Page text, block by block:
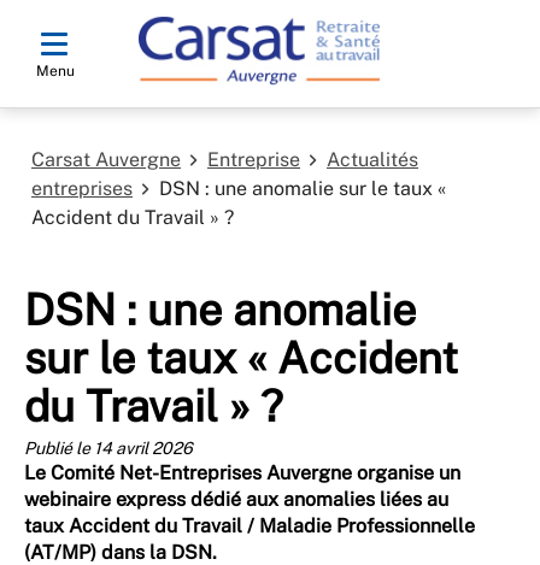
Menu
Carsat Auvergne Entreprise
Actualités
entreprises
DSN : une anomalie sur le taux «
Accident du Travail » ?
DSN : une anomalie
sur le taux « Accident
du Travail » ?
Publié le 14 avril 2026
Le Comité Net-Entreprises Auvergne organise un
webinaire express dédié aux anomalies liées au
taux Accident du Travail / Maladie Professionnelle
(AT/MP) dans la DSN.